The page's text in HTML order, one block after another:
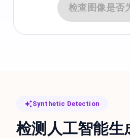
检查图像是否
Synthetic Detection
检测人工智能生